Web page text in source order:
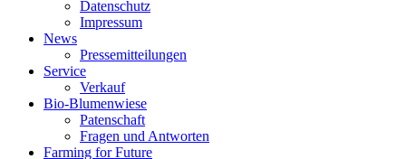
Datenschutz
Impressum
News
Pressemitteilungen
Service
Verkauf
Bio-Blumenwiese
Patenschaft
Fragen und Antworten
Farming for Future